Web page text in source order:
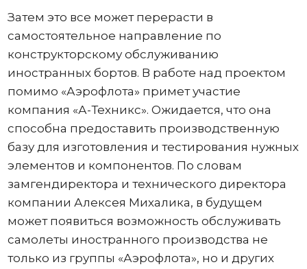
Затем это все может перерасти в
самостоятельное направление по
конструкторскому обслуживанию
иностранных бортов. В работе над проектом
помимо «Аэрофлота» примет участие
компания «А-Техникс». Ожидается, что она
способна предоставить производственную
базу для изготовления и тестирования нужных
элементов и компонентов. По словам
замгендиректора и технического директора
компании Алексея Михалика, в будущем
может появиться возможность обслуживать
самолеты иностранного производства не
только из группы «Аэрофлота», но и других